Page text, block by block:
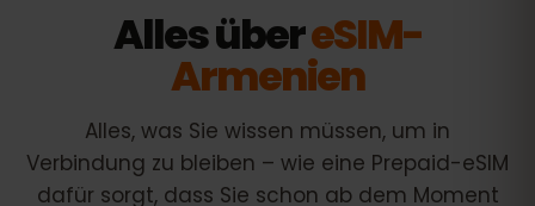
Alles übereSIM-
Armenien
Alles, was Sie wissen müssen, um in
Verbindung zu bleiben – wie eine Prepaid-eSIM
dafür sorgt, dass Sie schon ab dem Moment